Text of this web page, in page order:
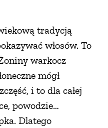
tradycją
włosów. To
warkocz
mógł
i to dla całej
powodzie…
Dlatego